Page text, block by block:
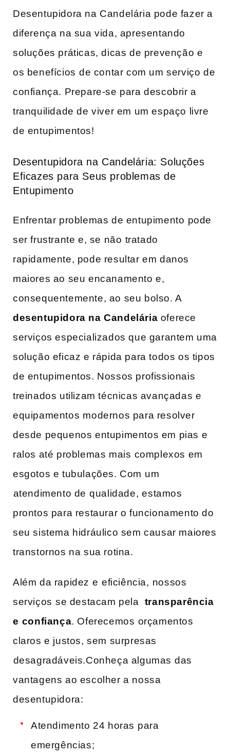
Desentupidora na Candelária pode fazer a
‍diferença na sua vida, apresentando
soluções práticas, dicas de prevenção e
os benefícios⁢ de ‍contar com um serviço de
confiança. Prepare-se‍ para descobrir a
tranquilidade de viver em um espaço livre
de entupimentos!
Desentupidora ‌na Candelária: Soluções
Eficazes para Seus problemas de
Entupimento
Enfrentar problemas de entupimento ⁣pode ​
ser frustrante​ e, se não⁢ tratado
rapidamente, pode resultar em danos
maiores ao seu encanamento e,
consequentemente, ao seu bolso. A‍
desentupidora na Candelária oferece
serviços‍ especializados que garantem ​uma
solução eficaz e rápida para todos os tipos
de ‌entupimentos. Nossos​ profissionais
treinados utilizam técnicas avançadas e⁢
equipamentos ⁢modernos​ para resolver
desde pequenos ‍entupimentos‍ em pias⁤ e
ralos até problemas mais ⁤complexos em
esgotos e tubulações. Com⁤ um
⁤atendimento de⁢ qualidade,⁣ estamos
prontos para restaurar o funcionamento do
seu sistema hidráulico sem causar maiores
transtornos na sua ‍rotina.
Além da rapidez⁢ e ⁤eficiência, ⁢nossos
serviços⁤ se​ destacam pela ‌ transparência
e ⁤confiança. Oferecemos ⁣orçamentos
claros e justos, sem surpresas
⁢desagradáveis.Conheça algumas⁣ das
vantagens ao escolher a nossa
desentupidora:
Atendimento 24 horas ⁣para‌
emergências;